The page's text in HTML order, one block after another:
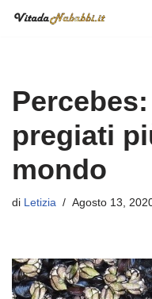
pregiati
mondo
di Letizia Agosto 13,